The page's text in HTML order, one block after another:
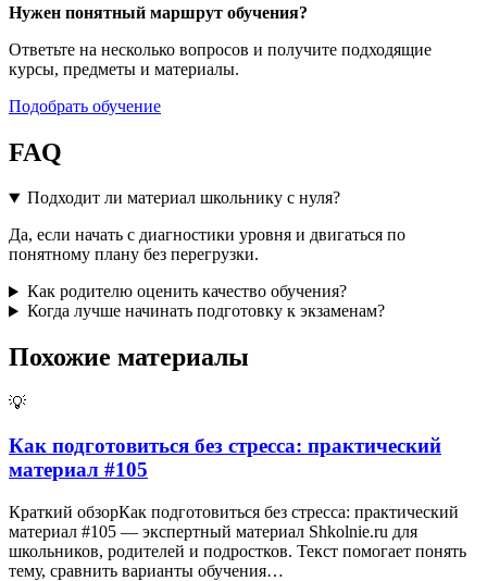
Нужен понятный маршрут обучения?
Ответьте на несколько вопросов и получите подходящие
курсы, предметы и материалы.
Подобрать обучение
FAQ
Подходит ли материал школьнику с нуля?
Да, если начать с диагностики уровня и двигаться по
понятному плану без перегрузки.
Как родителю оценить качество обучения?
Когда лучше начинать подготовку к экзаменам?
Похожие материалы
💡
Как подготовиться без стресса: практический
материал #105
Краткий обзорКак подготовиться без стресса: практический
материал #105 — экспертный материал Shkolnie.ru для
школьников, родителей и подростков. Текст помогает понять
тему, сравнить варианты обучения…